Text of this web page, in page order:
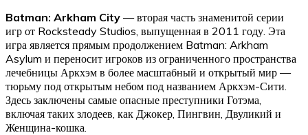
Batman: Arkham City — вторая часть знаменитой серии
игр от Rocksteady Studios, выпущенная в 2011 году. Эта
игра является прямым продолжением Batman: Arkham
Asylum и переносит игроков из ограниченного пространства
лечебницы Аркхэм в более масштабный и открытый мир —
тюрьму под открытым небом под названием Аркхэм-Сити.
Здесь заключены самые опасные преступники Готэма,
включая таких злодеев, как Джокер, Пингвин, Двуликий и
Женщина-кошка.